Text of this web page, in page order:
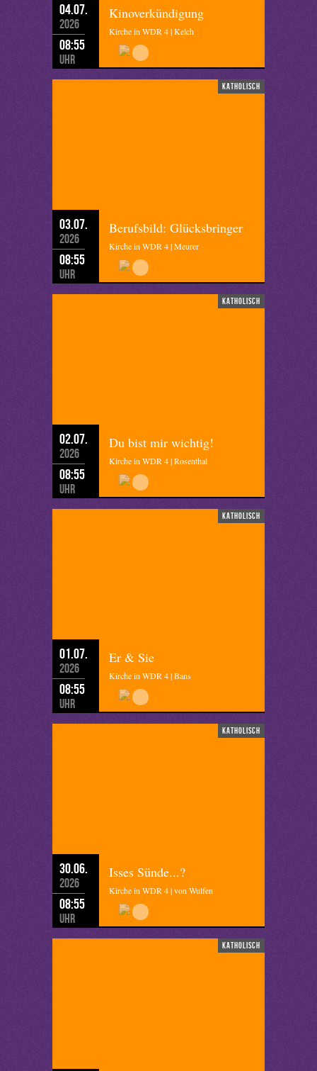
04.07.
2026
08:55
Uhr
Kinoverkündigung
Kirche in WDR 4 | Kelch
katholisch
03.07.
2026
08:55
Uhr
Berufsbild: Glücksbringer
Kirche in WDR 4 | Meurer
katholisch
02.07.
2026
08:55
Uhr
Du bist mir wichtig!
Kirche in WDR 4 | Rosenthal
katholisch
01.07.
2026
08:55
Uhr
Er & Sie
Kirche in WDR 4 | Bans
katholisch
30.06.
2026
08:55
Uhr
Isses Sünde...?
Kirche in WDR 4 | von Wulfen
katholisch